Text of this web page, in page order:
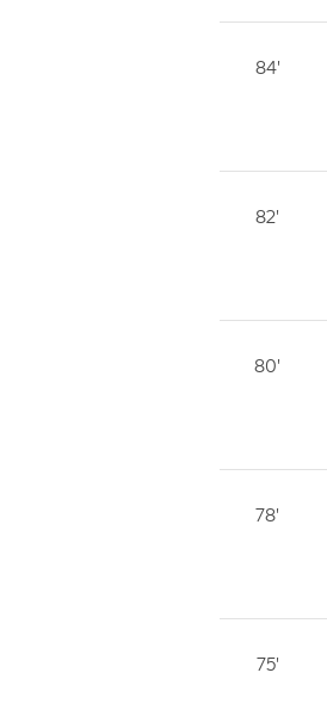
84'
82'
80'
78'
75'